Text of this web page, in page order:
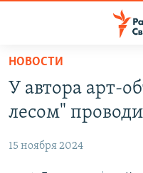
упрощенного
доступа
основному
ПОДКАСТЫ
АВТОРСКИЕ ПРОЕКТЫ
ЦИТАТЫ СВОБОДЫ
НОВОСТИ
У автора арт-
лесом"
15 ноября 2024